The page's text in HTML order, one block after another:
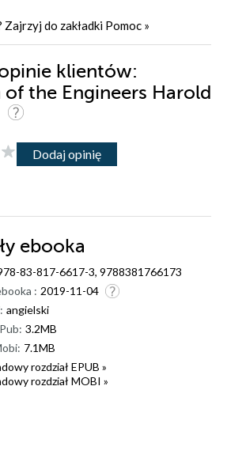
Zajrzyj do zakładki Pomoc »
klientów:
of the Engineers Harold
Dodaj opinię
ebooka
83-817-6617-3, 9788381766173
: 2019-11-04
angielski
3.2MB
7.1MB
rozdział EPUB »
rozdział MOBI »